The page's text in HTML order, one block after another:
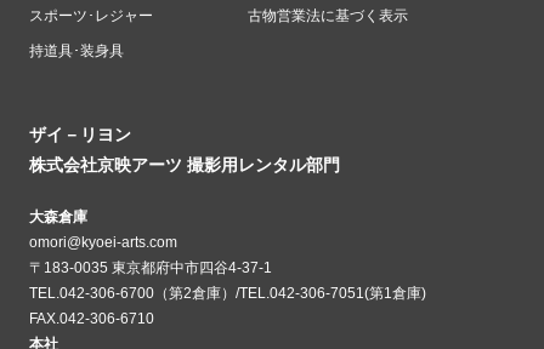
スポーツ･レジャー
持道具･装身具
古物営業法に基づく表示
ザイ－リヨン
株式会社京映アーツ 撮影用レンタル部門
大森倉庫
omori@kyoei-arts.com
〒183-0035 東京都府中市四谷4-37-1
TEL.042-306-6700（第2倉庫）/TEL.042-306-7051(第1倉庫)
FAX.042-306-6710
本社